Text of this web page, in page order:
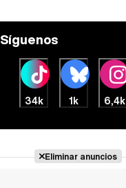
Síguenos
34k 1k 6,4k
Eliminar anuncios